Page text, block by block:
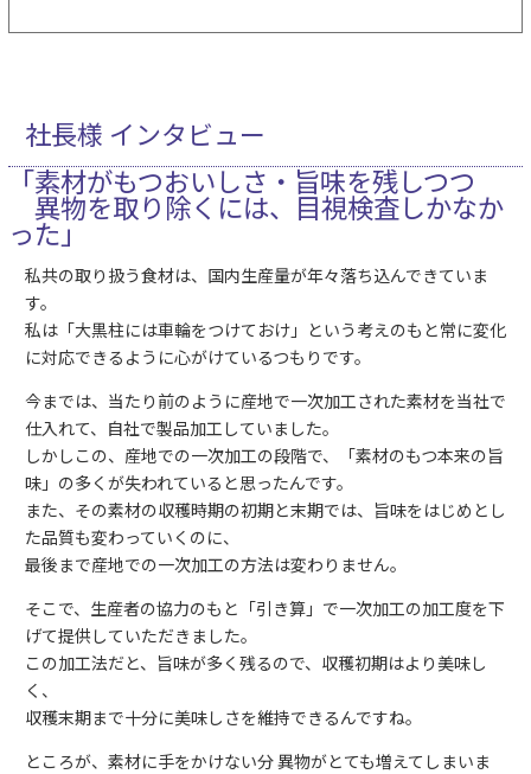
社長様 インタビュー
「素材がもつおいしさ・旨味を残しつつ
異物を取り除くには、目視検査しかなか
った」
私共の取り扱う食材は、国内生産量が年々落ち込んできていま
す。
私は「大黒柱には車輪をつけておけ」という考えのもと常に変化
に対応できるように心がけているつもりです。
今までは、当たり前のように産地で一次加工された素材を当社で
仕入れて、自社で製品加工していました。
しかしこの、産地での一次加工の段階で、「素材のもつ本来の旨
味」の多くが失われていると思ったんです。
また、その素材の収穫時期の初期と末期では、旨味をはじめとし
た品質も変わっていくのに、
最後まで産地での一次加工の方法は変わりません。
そこで、生産者の協力のもと「引き算」で一次加工の加工度を下
げて提供していただきました。
この加工法だと、旨味が多く残るので、収穫初期はより美味し
く、
収穫末期まで十分に美味しさを維持できるんですね。
ところが、素材に手をかけない分 異物がとても増えてしまいま